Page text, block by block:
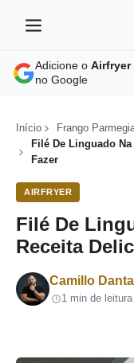
Adicione o Airfryer
no Google
Início Frango
Filé De Linguado
Fazer
AIRFRYER
Filé De
Receita
Por
Camillo
1 min de leitura